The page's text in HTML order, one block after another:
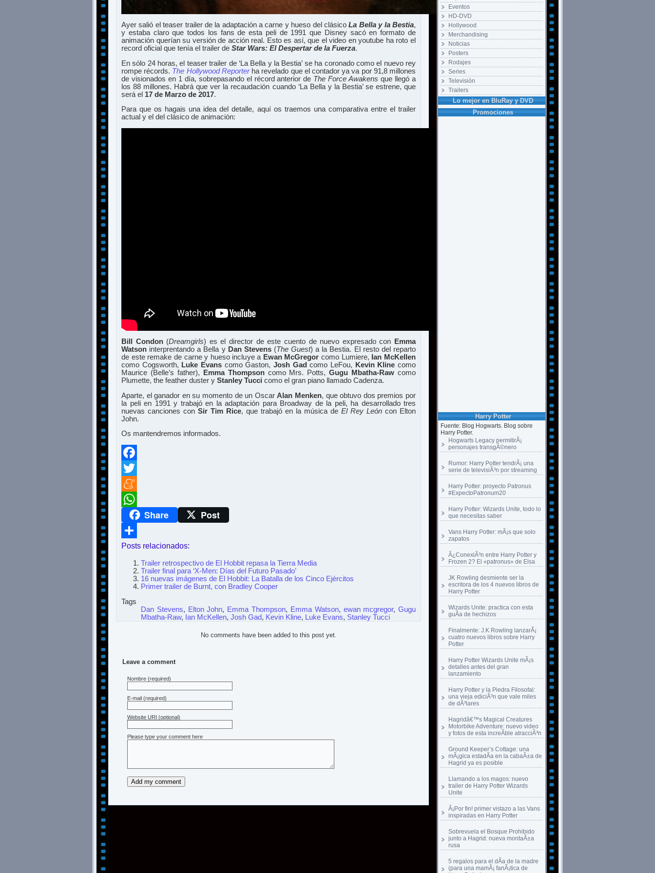
Eventos
HD-DVD
Hollywood
Merchandising
Noticias
Posters
Rodajes
Series
Televisión
Trailers
Lo mejor en BluRay y DVD
Promociones
Harry Potter
Fuente: Blog Hogwarts. Blog sobre
Harry Potter.
Hogwarts Legacy permitirÃ¡
personajes transgÃ©nero
Rumor: Harry Potter tendrÃ¡ una
serie de televisiÃ³n por streaming
Harry Potter: proyecto Patronus
#ExpectoPatronum20
Harry Potter: Wizards Unite, todo lo
que necesitas saber
Vans Harry Potter: mÃ¡s que solo
zapatos
Â¿ConexiÃ³n entre Harry Potter y
Frozen 2? El «patronus» de Elsa
JK Rowling desmiente ser la
escritora de los 4 nuevos libros de
Harry Potter
Wizards Unite: practica con esta
guÃ­a de hechizos
Finalmente: J.K Rowling lanzarÃ¡
cuatro nuevos libros sobre Harry
Potter
Harry Potter Wizards Unite mÃ¡s
detalles antes del gran
lanzamiento
Harry Potter y la Piedra Filosofal:
una vieja ediciÃ³n que vale miles
de dÃ³lares
Hagridâ€™s Magical Creatures
Motorbike Adventure: nuevo video
y fotos de esta increÃ­ble atracciÃ³n
Ground Keeper’s Cottage: una
mÃ¡gica estadÃ­a en la cabaÃ±a de
Hagrid ya es posible
Llamando a los magos: nuevo
trailer de Harry Potter Wizards
Unite
Â¡Por fin! primer vistazo a las Vans
inspiradas en Harry Potter
Sobrevuela el Bosque Prohibido
junto a Hagrid: nueva montaÃ±a
rusa
5 regalos para el dÃ­a de la madre
(para una mamÃ¡ fanÃ¡tica de
Ayer salió el teaser trailer de la adaptación a carne y hueso del clásicoLa Bella y la Bestia,
y estaba claro que todos los fans de esta peli de 1991 que Disney sacó en formato de
animación querían su versión de acción real. Esto es así, que el video en youtube ha roto el
record oficial que tenía el trailer de Star Wars: El Despertar de la Fuerza.
En sólo 24 horas, el teaser trailer de ‘La Bella y la Bestia’ se ha coronado como el nuevo rey
rompe récords. The Hollywood Reporterha revelado que el contador ya va por 91,8 millones
de visionados en 1 día, sobrepasando el récord anterior de The Force Awakens que llegó a
los 88 millones. Habrá que ver la recaudación cuando ‘La Bella y la Bestia’ se estrene, que
será el 17 de Marzo de 2017.
Para que os hagais una idea del detalle, aquí os traemos una comparativa entre el trailer
actual y el del clásico de animación:
Bill Condon(Dreamgirls) es el director de este cuento de nuevo expresado con
Emma
Watson interprentando a Bella y Dan Stevens(The Guest) a la Bestia. El resto del reparto
de este remake de carne y hueso incluye a Ewan McGregor como Lumiere, Ian McKellen
como Cogsworth, Luke Evans como Gaston,Josh Gad como LeFou, Kevin Kline como
Maurice (Belle’s father),
Emma Thompsoncomo Mrs. Potts,Gugu Mbatha-Raw como
Plumette, the feather duster y Stanley Tucci como el gran piano llamado Cadenza.
Aparte, el ganador en su momento de un Oscar Alan Menken, que obtuvo dos premios por
la peli en 1991 y trabajó en la adaptación para Broadway de la peli, ha desarrollado tres
nuevas canciones con Sir Tim Rice, que trabajó en la música de El Rey León con Elton
John.
Os mantendremos informados.
Facebook
Twitter
Meneame
WhatsAppShare Post
Compartir
Posts relacionados:
Trailer retrospectivo de El Hobbit repasa la Tierra Media
Trailer final para ‘X-Men: Días del Futuro Pasado’
16 nuevas imágenes de El Hobbit: La Batalla de los Cinco Ejércitos
Primer trailer de Burnt, con Bradley Cooper
Tags
Dan Stevens, Elton John, Emma Thompson, Emma Watson, ewan mcgregor,Gugu
Mbatha-Raw, Ian McKellen, Josh Gad, Kevin Kline, Luke Evans, Stanley Tucci
No comments have been added to this post yet.
Leave a comment
Nombre (required)
E-mail (required)
Website URI (optional)
Please type your comment here